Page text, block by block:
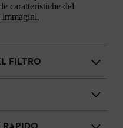
caratteristiche del
immagini.
FILTRO